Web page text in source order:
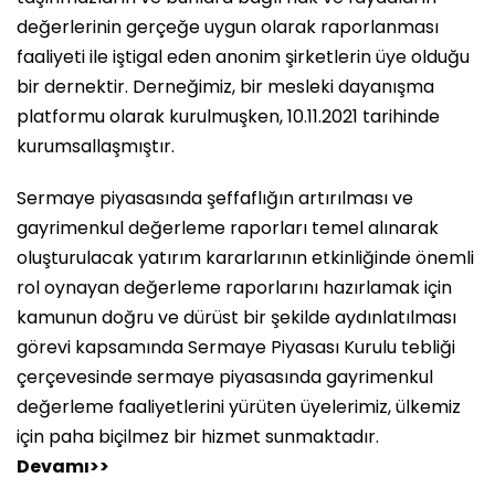
değerlerinin gerçeğe uygun olarak raporlanması
faaliyeti ile iştigal eden anonim şirketlerin üye olduğu
bir dernektir. Derneğimiz, bir mesleki dayanışma
platformu olarak kurulmuşken, 10.11.2021 tarihinde
kurumsallaşmıştır.
Sermaye piyasasında şeffaflığın artırılması ve
gayrimenkul değerleme raporları temel alınarak
oluşturulacak yatırım kararlarının etkinliğinde önemli
rol oynayan değerleme raporlarını hazırlamak için
kamunun doğru ve dürüst bir şekilde aydınlatılması
görevi kapsamında Sermaye Piyasası Kurulu tebliği
çerçevesinde sermaye piyasasında gayrimenkul
değerleme faaliyetlerini yürüten üyelerimiz, ülkemiz
için paha biçilmez bir hizmet sunmaktadır.
Devamı>>